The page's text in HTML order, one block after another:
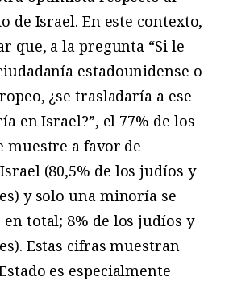
de Israel. En este contexto,
que, a la pregunta “Si le
estadounidense o
¿se trasladaría a ese
en Israel?”, el 77% de los
muestre a favor de
(80,5% de los judíos y
y solo una minoría se
total; 8% de los judíos y
Estas cifras muestran
es especialmente